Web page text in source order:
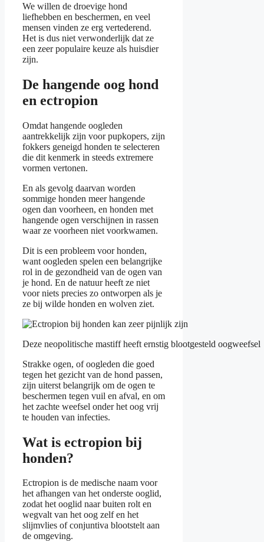
We willen de droevige hond
liefhebben en beschermen, en veel
mensen vinden ze erg vertederend.
Het is dus niet verwonderlijk dat ze
een zeer populaire keuze als huisdier
zijn.
De hangende oog hond
en ectropion
Omdat hangende oogleden
aantrekkelijk zijn voor pupkopers, zijn
fokkers geneigd honden te selecteren
die dit kenmerk in steeds extremere
vormen vertonen.
En als gevolg daarvan worden
sommige honden meer hangende
ogen dan voorheen, en honden met
hangende ogen verschijnen in rassen
waar ze voorheen niet voorkwamen.
Dit is een probleem voor honden,
want oogleden spelen een belangrijke
rol in de gezondheid van de ogen van
je hond. En de natuur heeft ze niet
voor niets precies zo ontworpen als je
ze bij wilde honden en wolven ziet.
Deze neopolitische mastiff heeft ernstig blootgesteld oogweefsel
Strakke ogen, of oogleden die goed
tegen het gezicht van de hond passen,
zijn uiterst belangrijk om de ogen te
beschermen tegen vuil en afval, en om
het zachte weefsel onder het oog vrij
te houden van infecties.
Wat is ectropion bij
honden?
Ectropion is de medische naam voor
het afhangen van het onderste ooglid,
zodat het ooglid naar buiten rolt en
wegvalt van het oog zelf en het
slijmvlies of conjuntiva blootstelt aan
de omgeving.